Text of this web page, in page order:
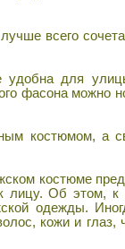
всего
для
фасона можно
костюмом, а
костюме
лицу. Об этом,
одежды.
кожи и глаз,